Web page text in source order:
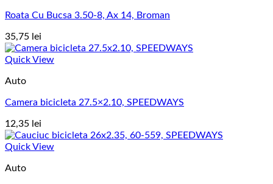
Roata Cu Bucsa 3.50-8, Ax 14, Broman
35,75 lei
Quick View
Auto
Camera bicicleta 27.5×2.10, SPEEDWAYS
12,35 lei
Quick View
Auto